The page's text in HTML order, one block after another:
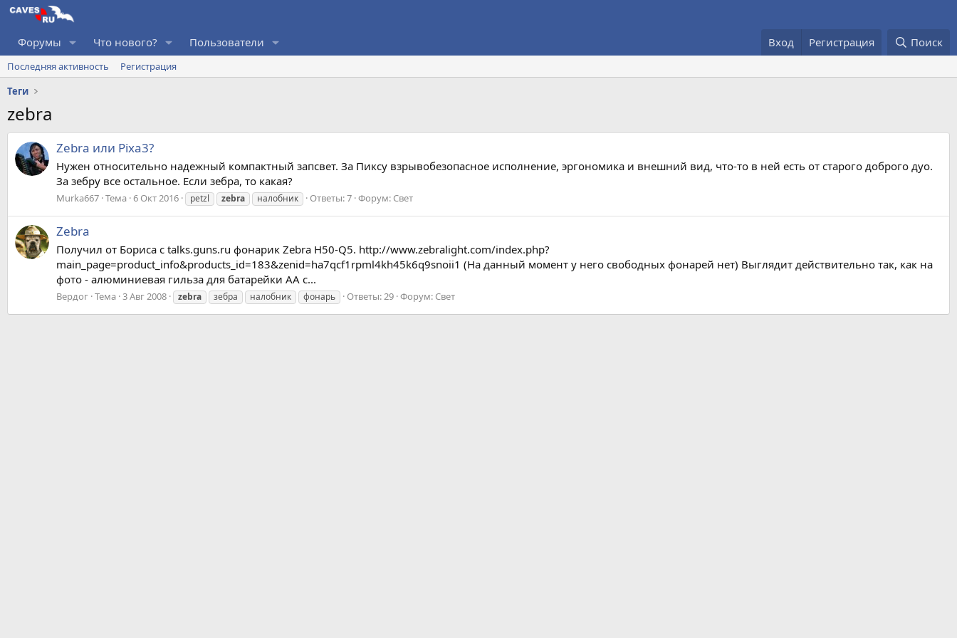
Форумы Что нового? Пользователи Вход Регистрация Поиск
Последняя активность
Регистрация
Теги
zebra
Zebra или Pixa3?
Нужен относительно надежный компактный запсвет. За Пиксу взрывобезопасное исполнение, эргономика и внешний вид, что-то в ней есть от старого доброго дуо.
За зебру все остальное. Если зебра, то какая?
Murka667 Тема 6 Окт 2016 petzl zebra налобник Ответы: 7 Форум: Свет
Zebra
Получил от Бориса с talks.guns.ru фонарик Zebra H50-Q5. http://www.zebralight.com/index.php?
main_page=product_info&products_id=183&zenid=ha7qcf1rpml4kh45k6q9snoii1 (На данный момент у него свободных фонарей нет) Выглядит действительно так, как на
фото - алюминиевая гильза для батарейки AA с...
Вердог Тема 3 Авг 2008 zebra зебра налобник фонарь Ответы: 29 Форум: Свет